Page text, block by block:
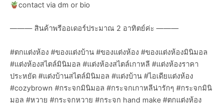
contact via dm or bio
——— สินค้าพรีออเดอร์ประมาณ 2 อาทิตย์ค่ะ ———
#ตกแต่งห้อง #ของแต่งบ้าน #ของแต่งห้อง #ของแต่งห้องมินิมอล
#แต่งห้องสไตล์มินิมอล #แต่งห้องสไตล์เกาหลี #แต่งห้องราคา
ประหยัด #แต่งบ้านสไตล์มินิมอล #แต่งบ้าน #ไอเดียแต่งห้อง
#cozybrown #กระจกมินิมอล #กระจกเกาหลีน่ารักๆ #กระจกมินิ
มอล #หวาย #กระจกหวาย #กระจก hand make #ตกแต่งห้อง